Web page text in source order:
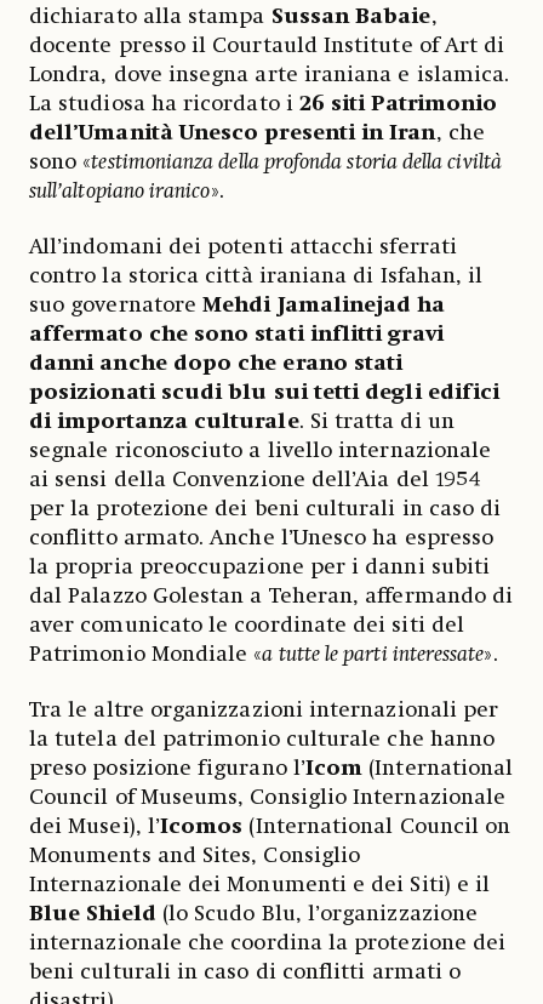
dichiarato alla stampa Sussan Babaie,
docente presso il Courtauld Institute of Art di
Londra, dove insegna arte iraniana e islamica.
La studiosa ha ricordato i 26 siti Patrimonio
dell’Umanità Unesco presenti in Iran, che
sono «testimonianza della profonda storia della civiltà
sull’altopiano iranico».
All’indomani dei potenti attacchi sferrati
contro la storica città iraniana di Isfahan, il
suo governatoreMehdi Jamalinejad ha
affermato che sono stati inflitti gravi
danni anche dopo che erano stati
posizionati scudi blu sui tetti degli edifici
di importanza culturale. Si tratta di un
segnale riconosciuto a livello internazionale
ai sensi della Convenzione dell’Aia del 1954
per la protezione dei beni culturali in caso di
conflitto armato. Anche l’Unesco ha espresso
la propria preoccupazione per i danni subiti
dal Palazzo Golestan a Teheran, affermando di
aver comunicato le coordinate dei siti del
Patrimonio Mondiale «a tutte le parti interessate».
Tra le altre organizzazioni internazionali per
la tutela del patrimonio culturale che hanno
preso posizione figurano l’Icom (International
Council of Museums, Consiglio Internazionale
dei Musei), l’Icomos (International Council on
Monuments and Sites, Consiglio
Internazionale dei Monumenti e dei Siti) e il
Blue Shield (lo Scudo Blu, l’organizzazione
internazionale che coordina la protezione dei
beni culturali in caso di conflitti armati o